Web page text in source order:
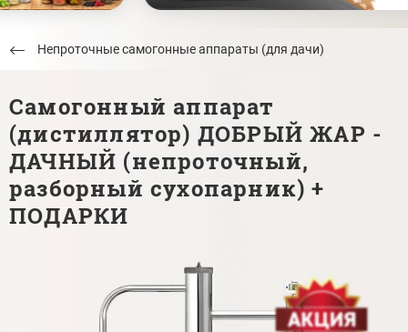
Непроточные самогонные аппараты (для дачи)
Самогонный аппарат
(дистиллятор) ДОБРЫЙ ЖАР -
ДАЧНЫЙ (непроточный,
разборный сухопарник) +
ПОДАРКИ